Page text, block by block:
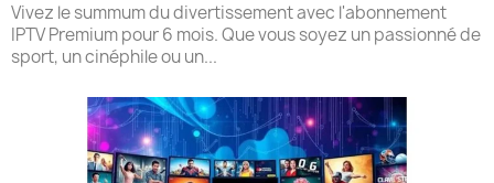
Vivez le summum du divertissement avec l'abonnement
IPTV Premium pour 6 mois. Que vous soyez un passionné de
sport, un cinéphile ou un...